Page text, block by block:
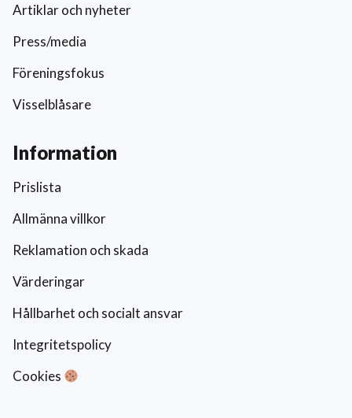
Artiklar och nyheter
Press/media
Föreningsfokus
Visselblåsare
Information
Prislista
Allmänna villkor
Reklamation och skada
Värderingar
Hållbarhet och socialt ansvar
Integritetspolicy
Cookies